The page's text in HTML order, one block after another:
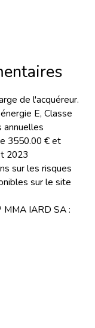
de l'acquéreur.
E, Classe
3550.00 € et
2023
sur les risques
sur le site
IARD SA :